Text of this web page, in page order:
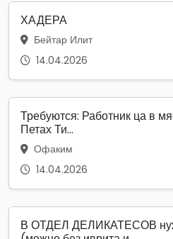
ХАДЕРА
Бейтар Илит
14.04.2026
Требуются: Работник ца в
Петах Ти...
Офаким
14.04.2026
В ОТДЕЛ ДЕЛИКАТЕСОВ